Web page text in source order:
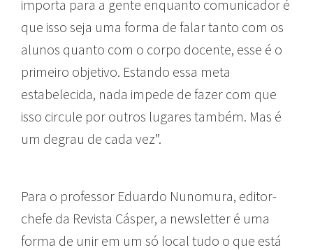
importa para a gente enquanto comunicador é
que isso seja uma forma de falar tanto com os
alunos quanto com o corpo docente, esse é o
primeiro objetivo. Estando essa meta
estabelecida, nada impede de fazer com que
isso circule por outros lugares também. Mas é
um degrau de cada vez”.
Para o professor Eduardo Nunomura, editor-
chefe da Revista Cásper, a newsletter é uma
forma de unir em um só local tudo o que está